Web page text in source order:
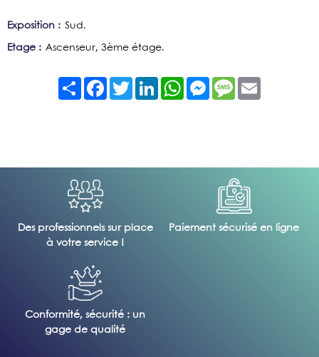
Exposition : Sud
Etage : Ascenseur 3ème étage
Partager FacebookTwitter LinkedIn WhatsAppMessengerMessage
Des professionnels sur place
à votre service !
Paiement sécurisé en ligne
Conformité, sécurité : un
gage de qualité